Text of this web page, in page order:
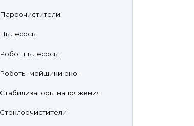
Пароочистители
Пылесосы
Робот пылесосы
Роботы-мойщики окон
Стабилизаторы напряжения
Стеклоочистители